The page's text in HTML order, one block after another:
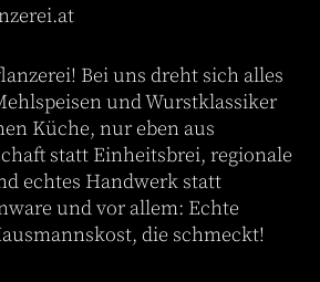
Bei uns dreht sich alles
und Wurstklassiker
Küche, nur eben aus
statt Einheitsbrei, regionale
echtes Handwerk statt
und vor allem: Echte
die schmeckt!